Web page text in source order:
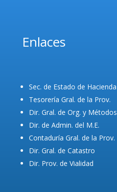
Enlaces
Sec. de Estado de Hacienda
Tesorería Gral. de la Prov.
Dir. Gral. de Org. y Métodos
Dir. de Admin. del M.E.
Contaduría Gral. de la Prov.
Dir. Gral. de Catastro
Dir. Prov. de Vialidad